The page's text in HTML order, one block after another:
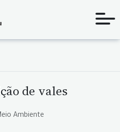
de vales
Ambiente